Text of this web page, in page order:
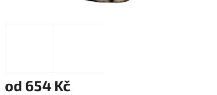
od 654 Kč